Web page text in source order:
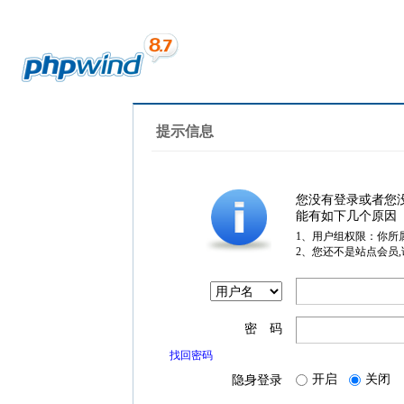
提示信息
您没有登录或者您
能有如下几个原因
1、用户组权限：你所
2、您还不是站点会员
密 码
找回密码
隐身登录 开启 关闭